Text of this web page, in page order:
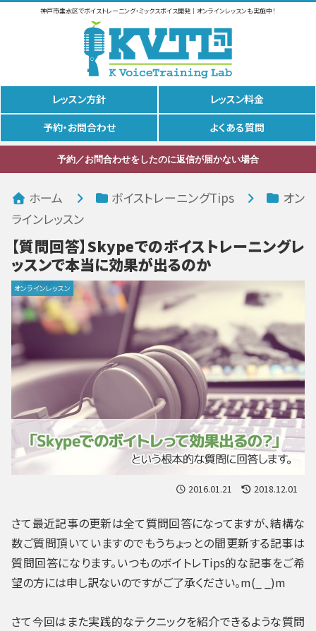
神戸市垂水区でボイストレーニング・ミックスボイス開発｜オンラインレッスンも実施中！
レッスン方針
レッスン料金
予約・お問合わせ
よくある質問
予約／お問合わせをしたのに返信が届かない場合
ホーム ボイストレーニングTips
オン
ラインレッスン
【質問回答】Skypeでのボイストレーニングレ
ッスンで本当に効果が出るのか
オンラインレッスン
2016.01.21 2018.12.01
さて最近記事の更新は全て質問回答になってますが、結構な
数ご質問頂いていますのでもうちょっとの間更新する記事は
質問回答になります。いつものボイトレTips的な記事をご希
望の方には申し訳ないのですがご了承ください。m(_ _)m
さて今回はまた実践的なテクニックを紹介できるような質問